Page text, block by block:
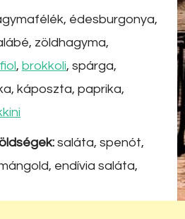
édesburgonya,
zöldhagyma,
, brokkoli, spárga,
káposzta, paprika,
saláta, spenót,
endívia saláta,